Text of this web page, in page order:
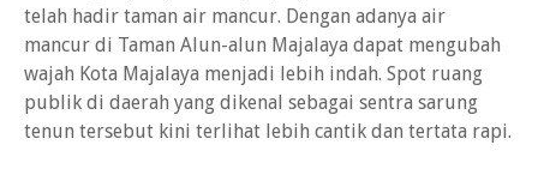
telah hadir taman air mancur. Dengan adanya air
mancur di Taman Alun-alun Majalaya dapat mengubah
wajah Kota Majalaya menjadi lebih indah. Spot ruang
publik di daerah yang dikenal sebagai sentra sarung
tenun tersebut kini terlihat lebih cantik dan tertata rapi.